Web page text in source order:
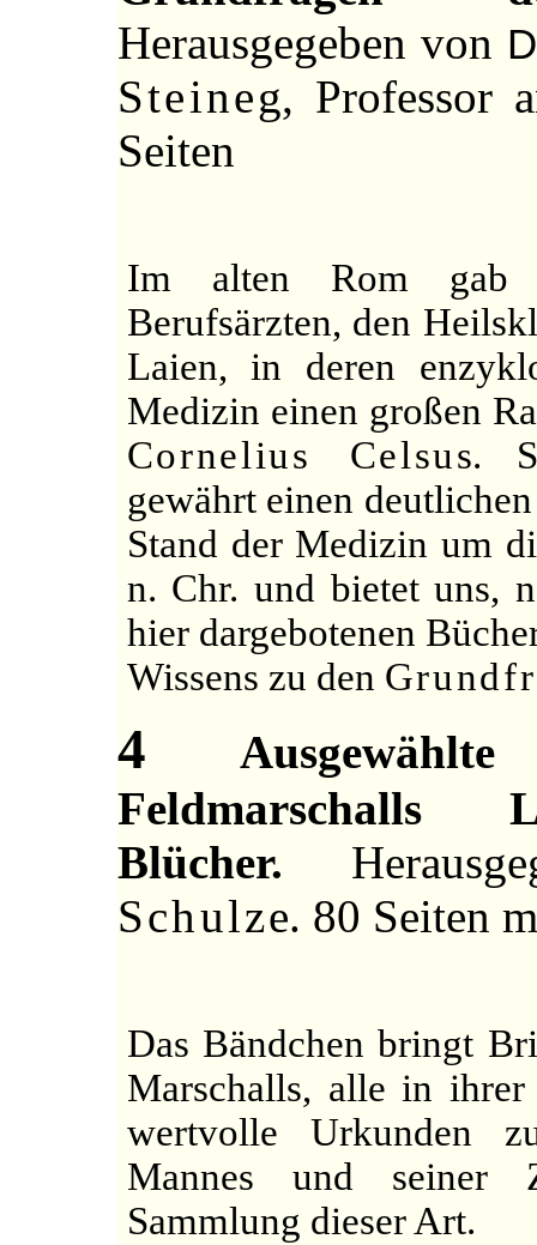
Herausgegeben von
Steineg, Professor
Seiten
Im alten Rom gab
Berufsärzten, den
Laien, in deren
Medizin einen großen
Cornelius Celsus.
gewährt einen
Stand der Medizin um
n. Chr. und bietet uns,
hier dargebotenen
Wissens zu den
4
Feldmarschalls
Blücher.
Schulze. 80 Seiten
Das Bändchen bringt
Marschalls, alle in ihrer
wertvolle Urkunden
Mannes und seiner
Sammlung dieser Art.